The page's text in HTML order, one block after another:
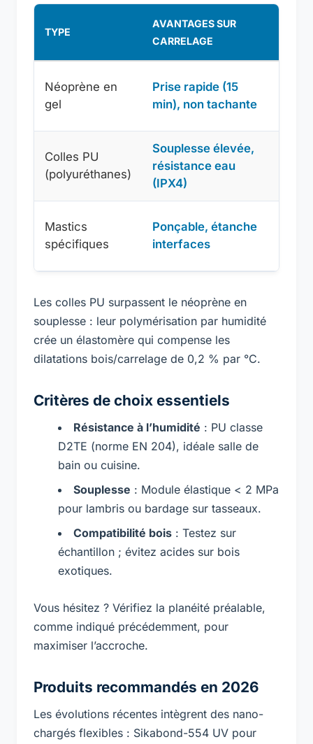
TYPE
AVANTAGES SUR
CARRELAGE
Néoprène en
gel
Prise rapide (15
min), non tachante
Colles PU
(polyuréthanes)
Souplesse élevée,
résistance eau
(IPX4)
Mastics
spécifiques
Ponçable, étanche
interfaces
Les colles PU surpassent le néoprène en
souplesse : leur polymérisation par humidité
crée un élastomère qui compense les
dilatations bois/carrelage de 0,2 % par °C.
Critères de choix essentiels
Résistance à l’humidité : PU classe
D2TE (norme EN 204), idéale salle de
bain ou cuisine.
Souplesse : Module élastique < 2 MPa
pour lambris ou bardage sur tasseaux.
Compatibilité bois : Testez sur
échantillon ; évitez acides sur bois
exotiques.
Vous hésitez ? Vérifiez la planéité préalable,
comme indiqué précédemment, pour
maximiser l’accroche.
Produits recommandés en 2026
Les évolutions récentes intègrent des nano-
chargés flexibles : Sikabond-554 UV pour